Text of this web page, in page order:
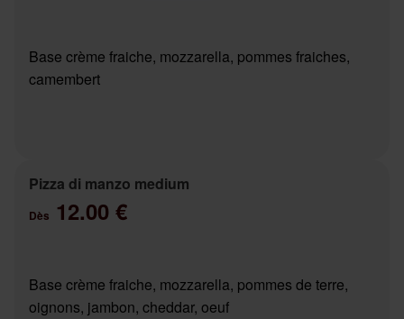
Base crème fraiche, mozzarella, pommes fraiches,
camembert
Pizza di manzo medium
Dès 12.00 €
Base crème fraiche, mozzarella, pommes de terre,
oignons, jambon, cheddar, oeuf